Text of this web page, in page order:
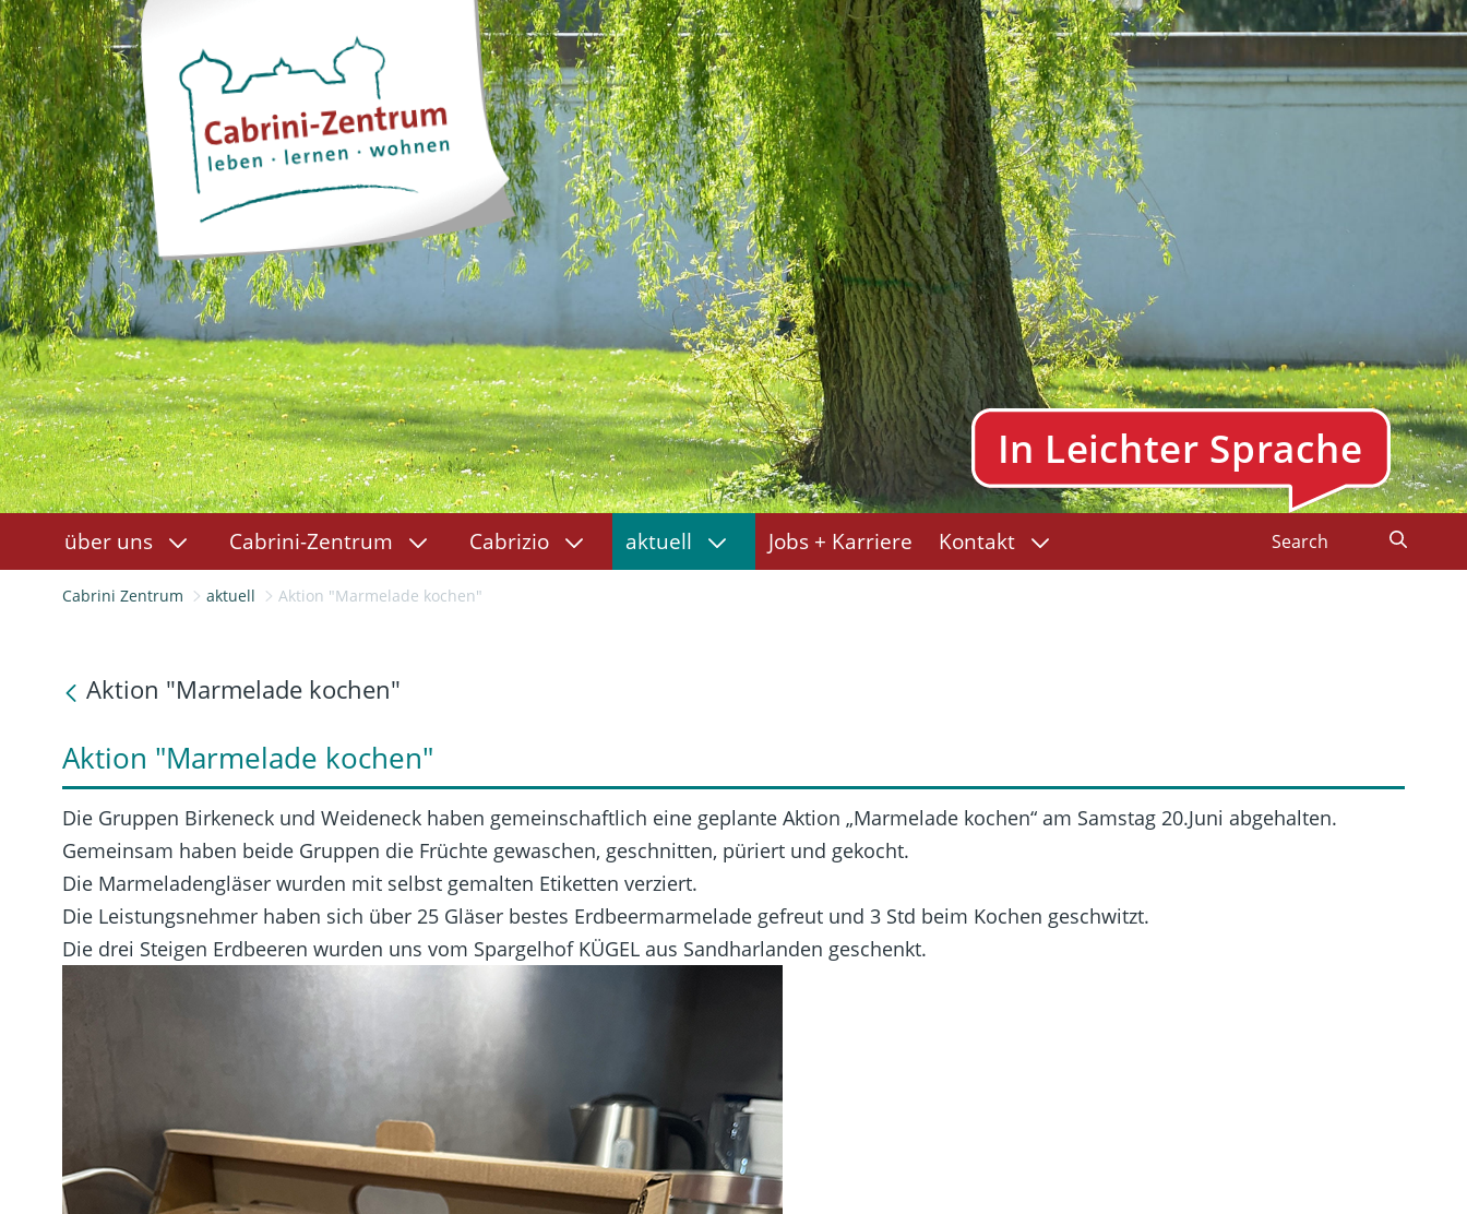
über uns Cabrini-Zentrum Cabrizio aktuell Jobs + Karriere Kontakt
Cabrini Zentrum aktuell Aktion "Marmelade kochen"
Aktion "Marmelade kochen"
Aktion "Marmelade kochen"
Die Gruppen Birkeneck und Weideneck haben gemeinschaftlich eine geplante Aktion „Marmelade kochen“ am Samstag 20.Juni abgehalten.
Gemeinsam haben beide Gruppen die Früchte gewaschen, geschnitten, püriert und gekocht.
Die Marmeladengläser wurden mit selbst gemalten Etiketten verziert.
Die Leistungsnehmer haben sich über 25 Gläser bestes Erdbeermarmelade gefreut und 3 Std beim Kochen geschwitzt.
Die drei Steigen Erdbeeren wurden uns vom Spargelhof KÜGEL aus Sandharlanden geschenkt.